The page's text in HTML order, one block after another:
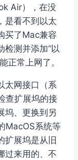
Air），在没
是看不到以太
买了Mac兼容
检测并添加“以
正常上网了。
太网接口（系
查扩展坞的接
坞、更换到另
MacOS系统等
扩展坞是从旧
过来用的、不